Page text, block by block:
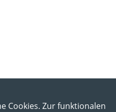
Cookies. Zur funktionalen